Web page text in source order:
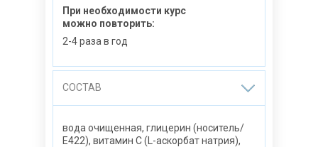
При необходимости курс
можно повторить:
2-4 раза в год
СОСТАВ
вода очищенная, глицерин (носитель/
Е422), витамин С (L-аскорбат натрия),